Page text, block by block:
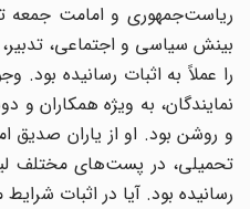
ریاست‌جمهوری و امامت جمعه‌
بینش سیاسی و اجتماعی،
را عملاً به اثبات رسانیده بود.
نمایندگان، به ویژه همکاران و
و روشن بود. او از یاران صدیق
تحمیلی، در پست‌‌های مختلف
رسانیده بود. آیا در اثبات شرایط